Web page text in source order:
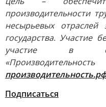
производительности
несырьевых отраслей
государства. Участие
участие в
производительность.рф
Подписаться